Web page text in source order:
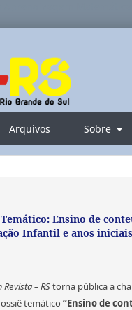
Arquivos Sobre
Ensino de
Infantil e anos
– RStorna pública a
temático“Ensino de